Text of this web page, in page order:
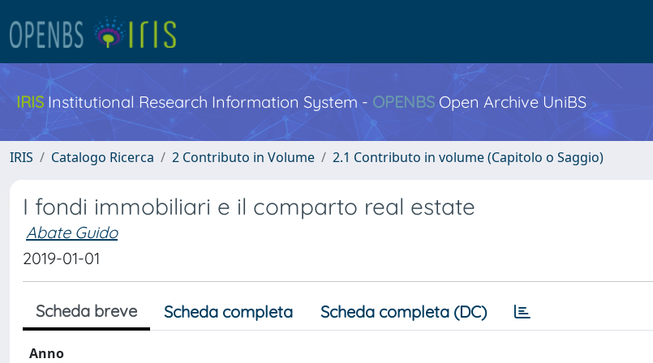
IRIS Institutional Research Information System - OPENBS Open Archive UniBS
IRIS Catalogo Ricerca 2 Contributo in Volume 2.1 Contributo in volume (Capitolo o Saggio)
I fondi immobiliari e il comparto real estate
Abate Guido
2019-01-01
Scheda breve Scheda completa Scheda completa (DC)
Anno